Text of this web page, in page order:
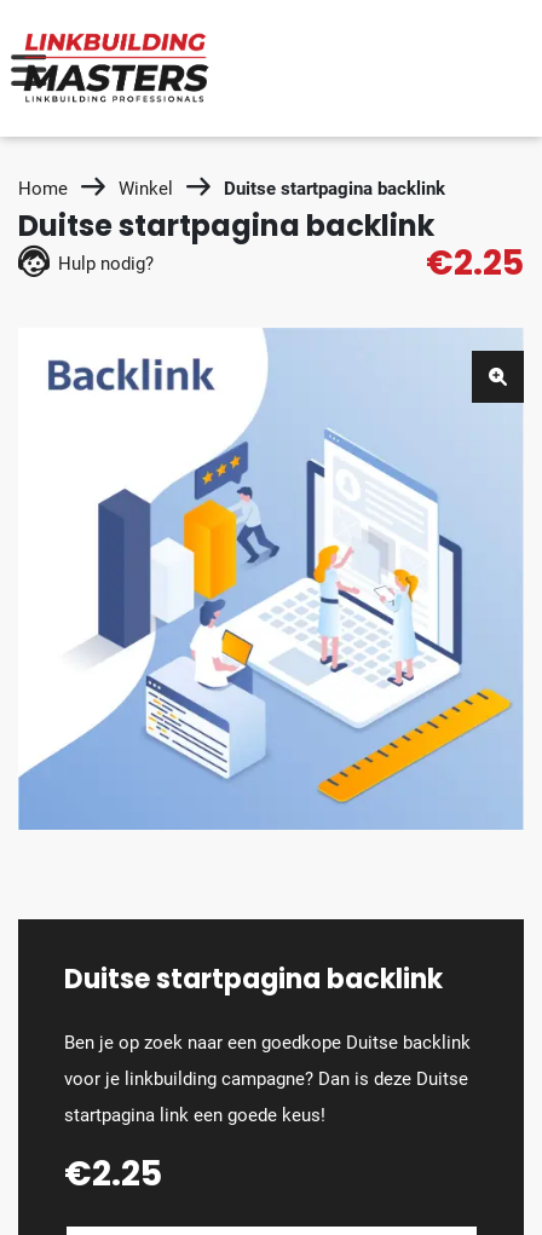
Home Winkel Duitse startpagina backlink
Duitse startpagina backlink
Hulp nodig? €2.25
Duitse startpagina backlink
Ben je op zoek naar een goedkope Duitse backlink
voor je linkbuilding campagne? Dan is deze Duitse
startpagina link een goede keus!
€2.25